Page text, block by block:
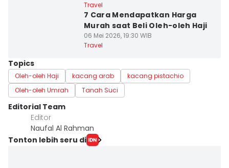
Travel
7 Cara Mendapatkan Harga
Murah saat Beli Oleh-oleh Haji
06 Mei 2026, 19:30 WIB
Travel
Topics
Oleh-oleh Haji kacang arab
kacang pistachio
Oleh-oleh Umrah
Tanah Suci
Editorial Team
Editor
Naufal Al Rahman
Tonton lebih seru di